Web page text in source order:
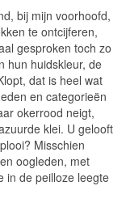
bij mijn voorhoofd,
te ontcijferen,
gesproken toch zo
hun huidskleur, de
dat is heel wat
en categorieën
okerrood neigt,
klei. U gelooft
Misschien
oogleden, met
in de peilloze leegte